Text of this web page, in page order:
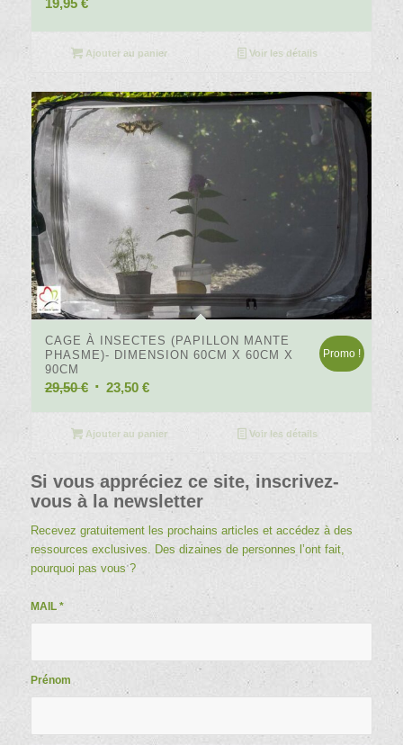
19,95 €
Ajouter au panier Voir les détails
CAGE À INSECTES (PAPILLON MANTE
PHASME)- DIMENSION 60CM X 60CM X
90CM
29,50€ Le
initial
23,50 €Le
actuel
23,50 €.
Promo !
Ajouter au panier Voir les détails
Si vous appréciez ce site, inscrivez-
vous à la newsletter
Recevez gratuitement les prochains articles et accédez à des
ressources exclusives. Des dizaines de personnes l’ont fait,
pourquoi pas vous ?
MAIL *
Prénom